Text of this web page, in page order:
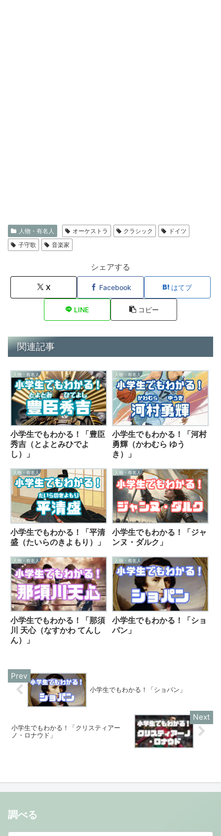
人物・有名人 オーケストラ クラシック
ドイツ
子守歌
音楽家
シェアする
X Facebook はてブ
LINE コピー
関連記事
人物・有名人
小学生でもわかる！「豊臣
秀吉（とよとみひでよ
し）」
人物・有名人
小学生でもわかる！「河村
勇輝（かわむら ゆう
き）」
人物・有名人
小学生でもわかる！「平清
盛（たいらのきよもり）」
人物・有名人
小学生でもわかる！「ジャ
ンヌ・ダルク」
人物・有名人
小学生でもわかる！「那須
川 天心（なすかわ てんし
ん）」
人物・有名人
小学生でもわかる！「ショ
パン」
小学生でもわかる！「ショパン」
小学生でもわかる！「クリスティアー
ノ・ロナウド」
調べる